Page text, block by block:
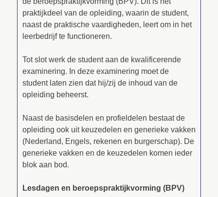
praktijkdeel van de opleiding, waarin de student,
naast de praktische vaardigheden, leert om in het
leerbedrijf te functioneren.
Tot slot werk de student aan de kwalificerende
examinering. In deze examinering moet de
student laten zien dat hij/zij de inhoud van de
opleiding beheerst.
Naast de basisdelen en profieldelen bestaat de
opleiding ook uit keuzedelen en generieke vakken
(Nederland, Engels, rekenen en burgerschap). De
generieke vakken en de keuzedelen komen ieder
blok aan bod.
Lesdagen en beroepspraktijkvorming (BPV)